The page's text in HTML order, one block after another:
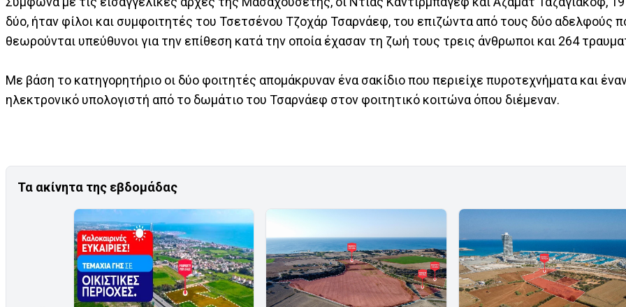
δύο, ήταν φίλοι και συμφοιτητές του Τσετσένου Τζοχάρ Τσαρνάεφ, του επιζώντα από τους δύο αδελφούς
θεωρούνται υπεύθυνοι για την επίθεση κατά την οποία έχασαν τη ζωή τους τρεις άνθρωποι και 264
Με βάση το κατηγορητήριο οι δύο φοιτητές απομάκρυναν ένα σακίδιο που περιείχε πυροτεχνήματα και
ηλεκτρονικό υπολογιστή από το δωμάτιο του Τσαρνάεφ στον φοιτητικό κοιτώνα όπου διέμεναν.
Τα ακίνητα της εβδομάδας